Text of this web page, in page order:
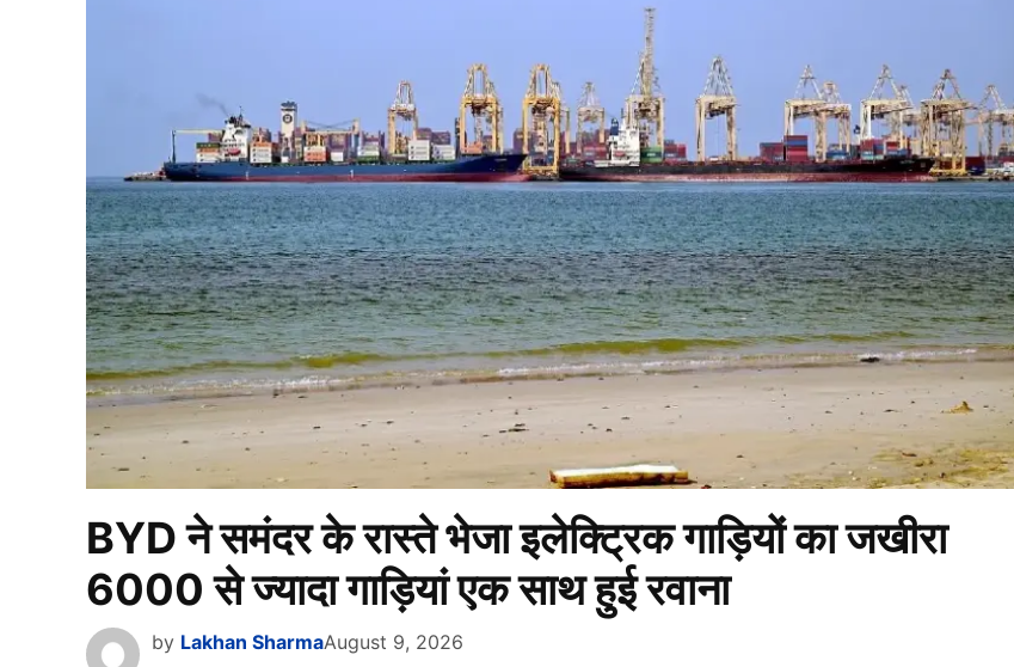
BYD ने समंदर के रास्ते भेजा इलेक्ट्रिक गाड़ियों का जखीरा
6000 से ज्यादा गाड़ियां एक साथ हुई रवाना
by Lakhan SharmaAugust 9, 2026